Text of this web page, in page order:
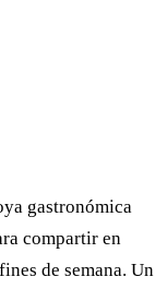
gastronómica
compartir en
de semana. Un